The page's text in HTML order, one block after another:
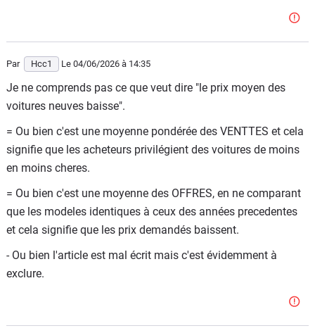
Par Hcc1 Le 04/06/2026 à 14:35
Je ne comprends pas ce que veut dire "le prix moyen des
voitures neuves baisse".
= Ou bien c'est une moyenne pondérée des VENTTES et cela
signifie que les acheteurs privilégient des voitures de moins
en moins cheres.
= Ou bien c'est une moyenne des OFFRES, en ne comparant
que les modeles identiques à ceux des années precedentes
et cela signifie que les prix demandés baissent.
- Ou bien l'article est mal écrit mais c'est évidemment à
exclure.